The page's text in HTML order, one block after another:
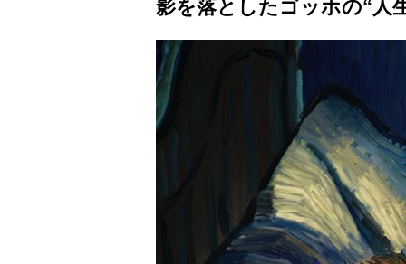
影を落としたゴッホの“人